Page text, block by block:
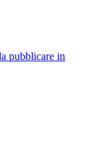
pubblicare in